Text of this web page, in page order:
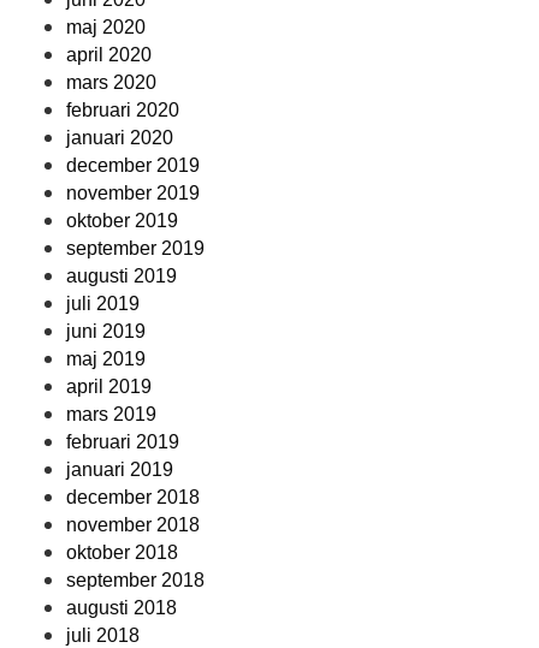
maj 2020
april 2020
mars 2020
februari 2020
januari 2020
december 2019
november 2019
oktober 2019
september 2019
augusti 2019
juli 2019
juni 2019
maj 2019
april 2019
mars 2019
februari 2019
januari 2019
december 2018
november 2018
oktober 2018
september 2018
augusti 2018
juli 2018